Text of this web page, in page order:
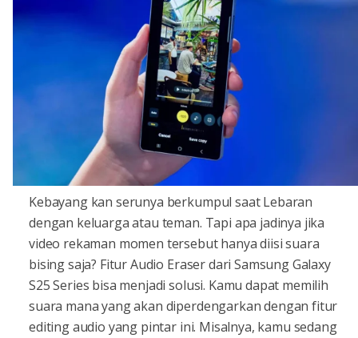
Kebayang kan serunya berkumpul saat Lebaran
dengan keluarga atau teman. Tapi apa jadinya jika
video rekaman momen tersebut hanya diisi suara
bising saja? Fitur Audio Eraser dari Samsung Galaxy
S25 Series bisa menjadi solusi. Kamu dapat memilih
suara mana yang akan diperdengarkan dengan fitur
editing audio yang pintar ini. Misalnya, kamu sedang